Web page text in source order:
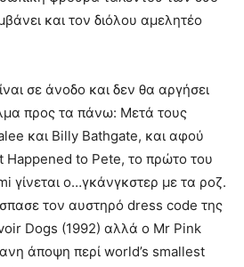
και τον διόλου αμελητέο
σε άνοδο και δεν θα αργήσει
προς τα πάνω: Mετά τους
και Billy Bathgate, και αφού
Happened to Pete, το πρώτο του
γίνεται ο…γκάνγκστερ με τα ροζ.
τον αυστηρό dress code της
Dogs (1992) αλλά ο Mr Pink
άποψη περί world’s smallest